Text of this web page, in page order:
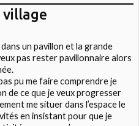
village
un pavillon et la grande
pas rester pavillonnaire alors
pu me faire comprendre je
de ce que je veux progresser
me situer dans l’espace le
en insistant pour que je